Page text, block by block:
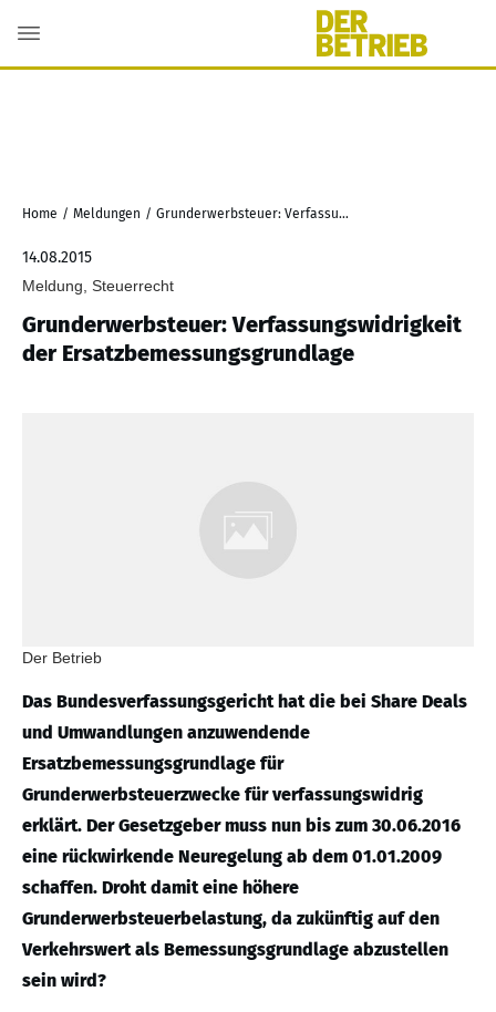
Home / Meldungen / Grunderwerbsteuer: Verfassungswidrigkeit der Ersatzbemessungsgrundlage
14.08.2015
Meldung, Steuerrecht
Grunderwerbsteuer: Verfassungswidrigkeit
der Ersatzbemessungsgrundlage
Der Betrieb
Das Bundesverfassungsgericht hat die bei Share Deals
und Umwandlungen anzuwendende
Ersatzbemessungsgrundlage für
Grunderwerbsteuerzwecke für verfassungswidrig
erklärt. Der Gesetzgeber muss nun bis zum 30.06.2016
eine rückwirkende Neuregelung ab dem 01.01.2009
schaffen. Droht damit eine höhere
Grunderwerbsteuerbelastung, da zukünftig auf den
Verkehrswert als Bemessungsgrundlage abzustellen
sein wird?